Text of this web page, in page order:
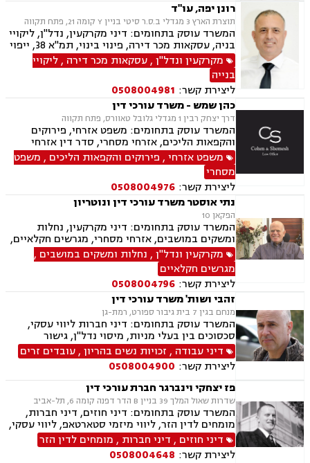
רונן יפה, עו"ד
תוצרת הארץ 3 מגדלי ב.ס.ר סיטי בניין Y קומה 21, פתח תקווה
המשרד עוסק בתחומים: דיני מקרקעין, נדל"ן, ליקויי
בניה, עסקאות מכר דירה, פינוי בינוי, תמ"א 38, ייפוי
כוח מתמשך, ירושות וצוואות, גישור, הסכמי ממון,
דיני חוזים, דיני תאגידים, אפוטרופסות, ליטיגציה,
משרד הפנים, סדר דין אזרחי וראיות, משפט אזרחי
מקרקעין ונדל"ן,עסקאות מכר דירה ,ליקויי
בנייה
ליצירת קשר: 0508004981
כהן שמש - משרד עורכי דין
דרך יצחק רבין 1 מגדלי גלובל טאוורס, פתח תקווה
המשרד עוסק בתחומים: משפט אזרחי, פירוקים
והקפאות הליכים, אזרחי מסחרי, סדר דין אזרחי
וראיות, בנקים, ערבויות ושטרות , חדלות פרעון,
הוצאה לפועל, דיני תאגידים
משפט אזרחי , פירוקים והקפאות הליכים , משפט
מסחרי
ליצירת קשר: 0508004976
נתי אוסטר משרד עורכי דין ונוטריון
הפקאן 10
המשרד עוסק בתחומים: דיני מקרקעין, נחלות
ומשקים במושבים, אזרחי מסחרי, מגרשים חקלאיים,
דיני תאגידים, ליווי עסקי, עסקאות מכר דירה, נדל"ן,
משפט מסחרי, מגשרים, ירושות וצוואות, העברה בין
דורית, דיני חינוך, מגזר שלישי, זכויות נשים בהריון,
נוטריון.
מקרקעין ונדל"ן, נחלות ומשקים במושבים ,
מגרשים חקלאיים
ליצירת קשר: 0508004796
זהבי ושות' משרד עורכי דין
מנחם בגין 7 בית גיבור ספורט, רמת-גן
המשרד עוסק בתחומים: דיני חברות ליווי עסקי,
סכסוכים בין בעלי מניות, מיסוי נדל"ן, גישור
ובוררויות, לשון הרע, תביעות ייצוגיות דיני עבודה,
זכויות נשים בהריון, עובדים זרים, מקרקעין ונדל"ן,
אגודות שיתופיות, פינוי מושכר, עסקאות מכר דירה,
נחלות ומושבים, רשות מקרקעי ישראל, משפט
מסחרי, מסחר בינלאומי, משפט אזרחי, גישור עסקי
דיני עבודה , זכויות נשים בהריון,עובדים זרים
ליצירת קשר: 0508004900
פז יצחקי וינברגר חברת עורכי דין
שדרות שאול המלך 39 בניין B הדר דפנה קומה 6, תל-אביב
המשרד עוסק בתחומים: דיני חוזים, דיני חברות,
מומחים לדין הזר, ליווי מיזמי סטארטאפ, ליווי עסקי,
השקעות בחו"ל, מיזוגים ורכישות, ליטיגציה, משפט
בינלאומי
דיני חוזים , דיני חברות , מומחים לדין הזר
ליצירת קשר: 0508004648